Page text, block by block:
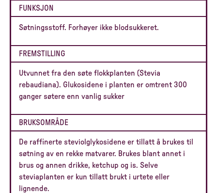
FUNKSJON
Søtningsstoff. Forhøyer ikke blodsukkeret.
FREMSTILLING
Utvunnet fra den søte flokkplanten (Stevia
rebaudiana). Glukosidene i planten er omtrent 300
ganger søtere enn vanlig sukker
BRUKSOMRÅDE
De raffinerte steviolglykosidene er tillatt å brukes til
søtning av en rekke matvarer. Brukes blant annet i
brus og annen drikke, ketchup og is. Selve
steviaplanten er kun tillatt brukt i urtete eller
lignende.